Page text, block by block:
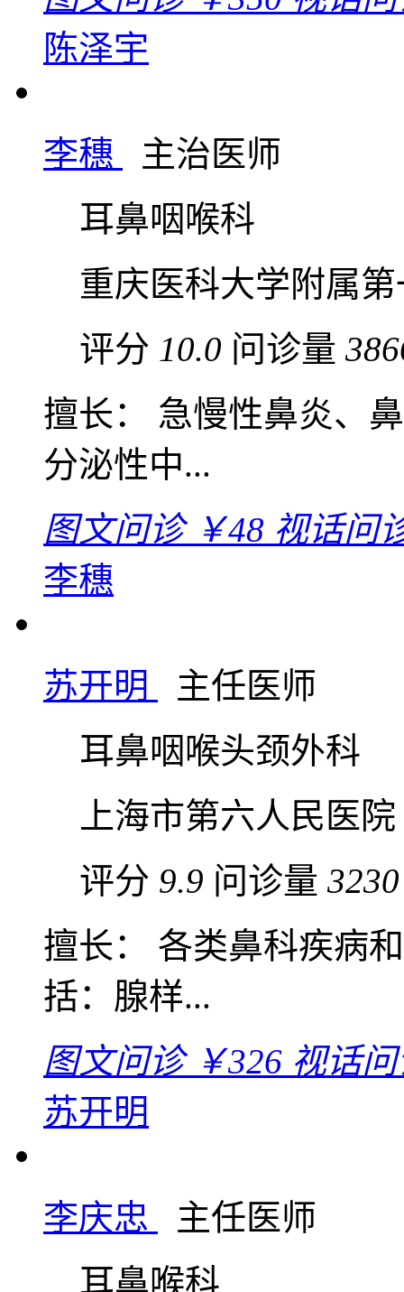
陈泽宇
李穗
主治医师
耳鼻咽喉科
重庆医科大学附属
评分 10.0 问诊量
擅长： 急慢性鼻炎、
分泌性中...
图文问诊 ￥48 视话问
李穗
苏开明
主任医师
耳鼻咽喉头颈外科
上海市第六人民医院
评分 9.9 问诊量 3230
擅长： 各类鼻科疾病
括：腺样...
图文问诊 ￥326 视话
苏开明
李庆忠
主任医师
耳鼻喉科